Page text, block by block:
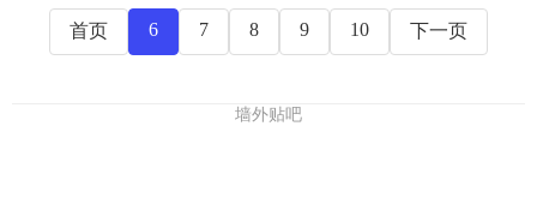
首页 6 7 8 9 10 下一页
墙外贴吧